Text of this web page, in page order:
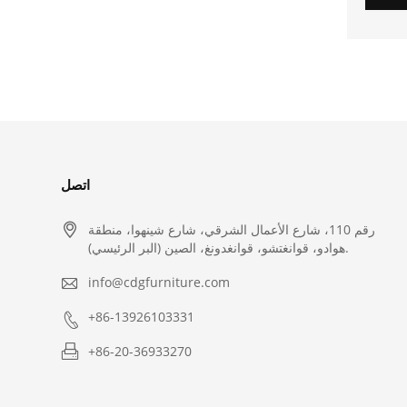
اتصل

رقم 110، شارع الأعمال الشرقي، شارع شينهوا، منطقة
هوادو، قوانغتشو، قوانغدونغ، الصين (البر الرئيسي).
 info@cdgfurniture.com
 +86-13926103331
 +86-20-36933270